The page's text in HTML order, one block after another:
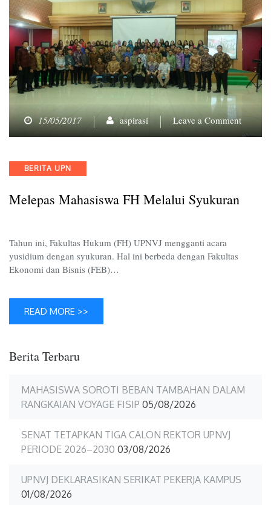
15/05/2017 aspirasi Leave a Commenton
Categories
BERITA UPN
Melepas Mahasiswa FH Melalui Syukuran
Tahun ini, Fakultas Hukum (FH) UPNVJ mengganti acara
yusidium dengan syukuran. Hal ini berbeda dengan Fakultas
Ekonomi dan Bisnis (FEB)…
READ MORE >>
Berita Terbaru
MAHASISWA SOROTI BEBAN TAMBAHAN DALAM
RANGKAIAN VOYAGE FISIP 05/08/2026
SENAT TETAPKAN TIGA CALON REKTOR UPNVJ
PERIODE 2026–2030 03/08/2026
UPNVJ DEKLARASIKAN SERIKAT PEKERJA KAMPUS
01/08/2026